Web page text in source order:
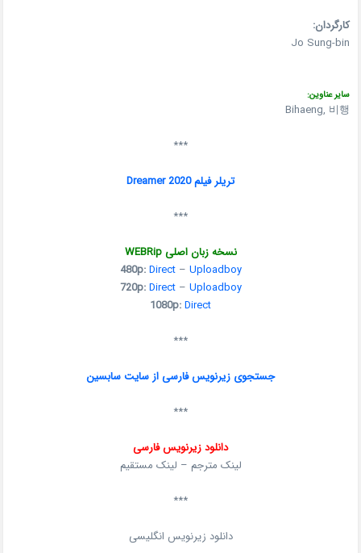
کارگردان:
Jo Sung-bin
سایر عناوین:
Bihaeng, 비행
***
تریلر فیلم Dreamer 2020
***
نسخه زبان اصلی WEBRip
480p: Direct– Uploadboy
720p: Direct– Uploadboy
1080p:Direct
***
جستجوی زیرنویس فارسی از سایت سابسین
***
دانلود زیرنویس فارسی
لینک مترجم – لینک مستقیم
***
دانلود زیرنویس انگلیسی